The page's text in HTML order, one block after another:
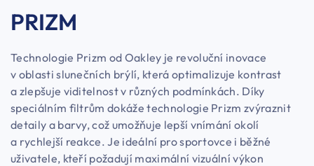
PRIZM
Technologie Prizm od Oakley je revoluční inovace
v oblasti slunečních brýlí, která optimalizuje kontrast
a zlepšuje viditelnost v různých podmínkách. Díky
speciálním filtrům dokáže technologie Prizm zvýraznit
detaily a barvy, což umožňuje lepší vnímání okolí
a rychlejší reakce. Je ideální pro sportovce i běžné
uživatele, kteří požadují maximální vizuální výkon